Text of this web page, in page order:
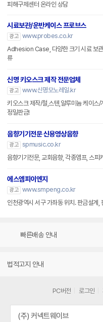
피해구제센터 온라인 상담
시료보관/운반케이스 프로브스
광고 www.probes.co.kr
Adhesion Case, 다양한 크기 시료 보
류
신명 키오스크 제작 전문업체
광고 www.신명모노레일.kr
키오스크 제작/철,스텐,알루미늄 케이스
정밀판금!
음향기기전문 신용영상음향
광고 spmusic.co.kr
음향기기전문, 교회음향, 각종앰프, 스피
에스엠피이엔지
광고 www.smpeng.co.kr
인천광역시 서구 가좌동 위치. 판금설계,
빠른배송 안내
법적고지 안내
PC버전 로그인
(주) 커넥트웨이브